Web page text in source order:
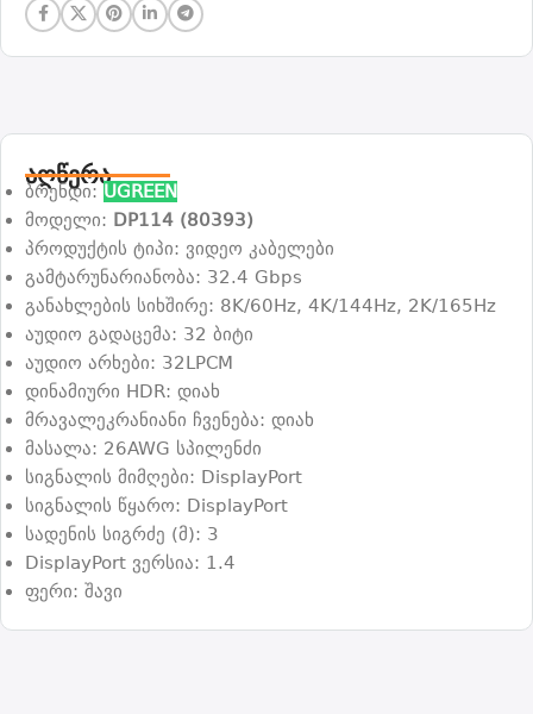
აღწერა
ბრენდი: UGREEN
მოდელი: DP114 (80393)
პროდუქტის ტიპი: ვიდეო კაბელები
გამტარუნარიანობა: 32.4 Gbps
განახლების სიხშირე: 8K/60Hz, 4K/144Hz, 2K/165Hz
აუდიო გადაცემა: 32 ბიტი
აუდიო არხები: 32LPCM
დინამიური HDR: დიახ
მრავალეკრანიანი ჩვენება: დიახ
მასალა: 26AWG სპილენძი
სიგნალის მიმღები: DisplayPort
სიგნალის წყარო: DisplayPort
სადენის სიგრძე (მ): 3
DisplayPort ვერსია: 1.4
ფერი: შავი